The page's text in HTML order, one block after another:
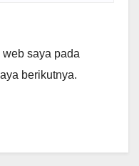
saya pada
berikutnya.